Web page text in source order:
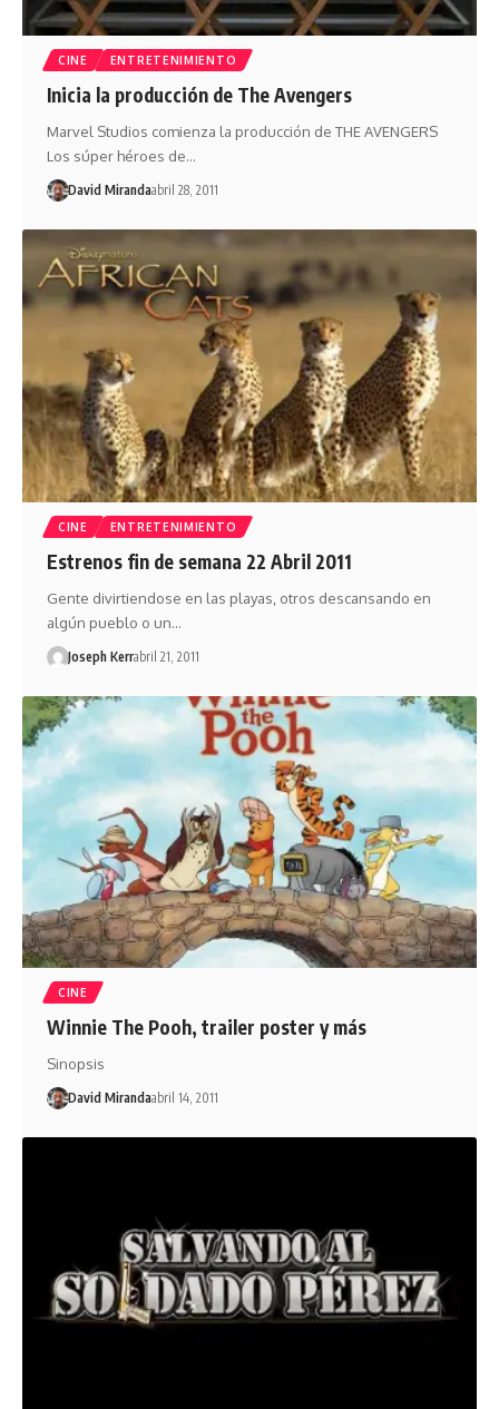
CINE ENTRETENIMIENTO
Inicia la producción de The Avengers
Marvel Studios comienza la producción de THE AVENGERS
Los súper héroes de…
David Mirandaabril 28, 2011
CINE ENTRETENIMIENTO
Estrenos fin de semana 22 Abril 2011
Gente divirtiendose en las playas, otros descansando en
algún pueblo o un…
Joseph Kerrabril 21, 2011
CINE
Winnie The Pooh, trailer poster y más
Sinopsis
David Mirandaabril 14, 2011